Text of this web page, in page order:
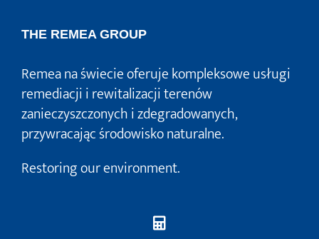
THE REMEA GROUP
Remea na świecie oferuje kompleksowe usługi
remediacji i rewitalizacji terenów
zanieczyszczonych i zdegradowanych,
przywracając środowisko naturalne.
Restoring our environment.